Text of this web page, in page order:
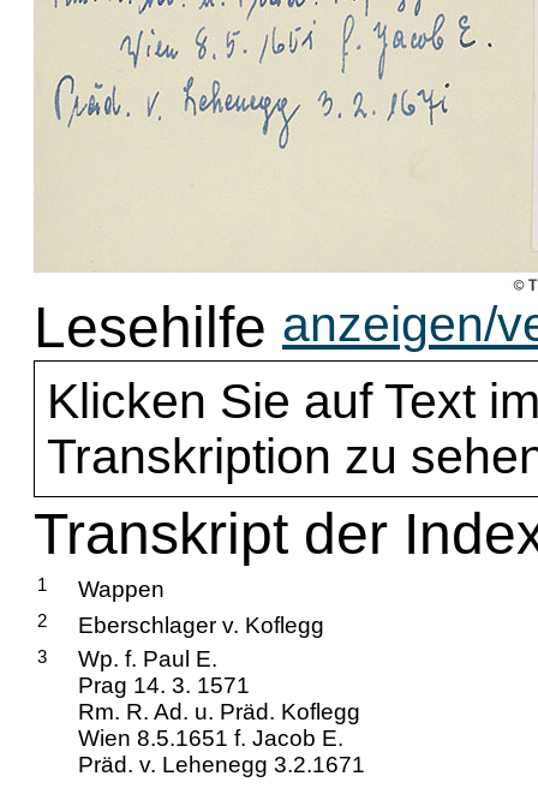
Lesehilfe anzeigen/
Klicken Sie auf Text
Transkription zu
Transkript der
1 Wappen
2 Eberschlager v. Koflegg
3
Wp. f. Paul E.
Prag 14. 3. 1571
Rm. R. Ad. u. Präd. Koflegg
Wien 8.5.1651 f. Jacob E.
Präd. v. Lehenegg 3.2.1671